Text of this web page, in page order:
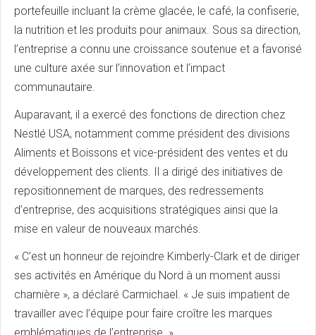
portefeuille incluant la crème glacée, le café, la confiserie,
la nutrition et les produits pour animaux. Sous sa direction,
l’entreprise a connu une croissance soutenue et a favorisé
une culture axée sur l’innovation et l’impact
communautaire.
Auparavant, il a exercé des fonctions de direction chez
Nestlé USA, notamment comme président des divisions
Aliments et Boissons et vice-président des ventes et du
développement des clients. Il a dirigé des initiatives de
repositionnement de marques, des redressements
d’entreprise, des acquisitions stratégiques ainsi que la
mise en valeur de nouveaux marchés.
« C’est un honneur de rejoindre Kimberly-Clark et de diriger
ses activités en Amérique du Nord à un moment aussi
charnière », a déclaré Carmichael. « Je suis impatient de
travailler avec l’équipe pour faire croître les marques